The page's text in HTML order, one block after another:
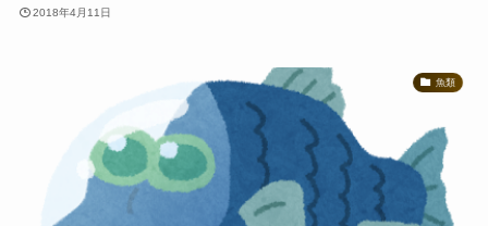
2018年4月11日
魚類